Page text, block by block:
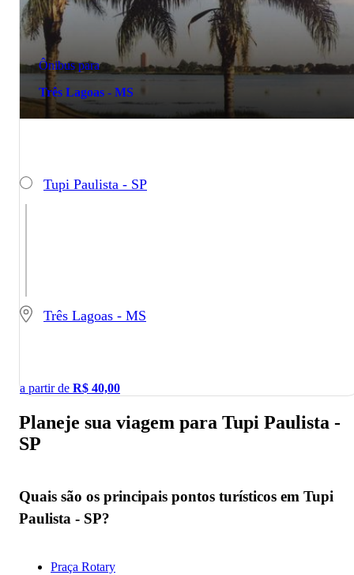
Ônibus para
Três Lagoas - MS
Tupi Paulista - SP
Três Lagoas - MS
a partir de R$ 40,00
Planeje sua viagem para Tupi Paulista -
SP
Quais são os principais pontos turísticos em Tupi
Paulista - SP?
Praça Rotary